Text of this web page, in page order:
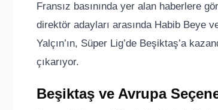
Fransız basınında yer alan haberlere
direktör adayları arasında Habib Beye
Yalçın’ın, Süper Lig’de Beşiktaş’a
çıkarıyor.
Beşiktaş ve Avrupa